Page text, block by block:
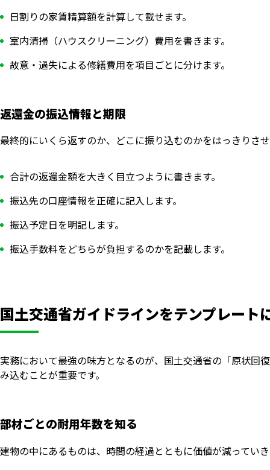
日割りの家賃精算額を計算して載せます。
室内清掃（ハウスクリーニング）費用を書きます。
故意・過失による修繕費用を項目ごとに分けます。
返還金の振込情報と期限
最終的にいくら返すのか、どこに振り込むのかをはっきりさ
合計の返還金額を大きく目立つように書きます。
振込先の口座情報を正確に記入します。
振込予定日を明記します。
振込手数料をどちらが負担するのかを記載します。
国土交通省ガイドラインをテンプレート
実務において最強の味方となるのが、国土交通省の「原状回
み込むことが重要です。
部材ごとの耐用年数を知る
建物の中にあるものは、時間の経過とともに価値が減ってい